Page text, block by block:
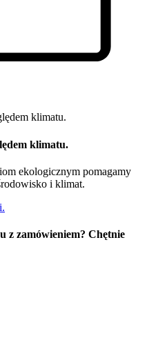
klimatu.
ekologicznym pomagamy
i klimat.
z zamówieniem? Chętnie